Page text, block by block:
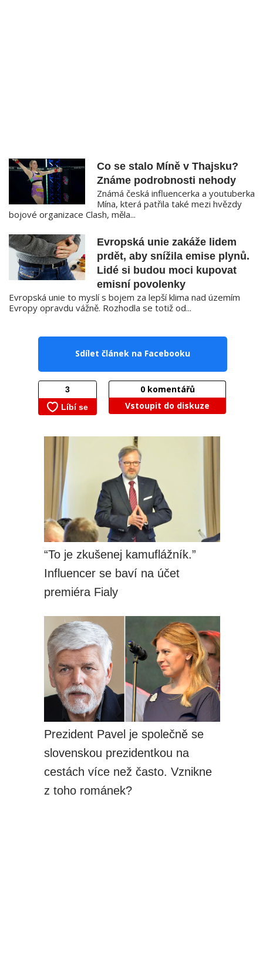
Co se stalo Míně v Thajsku?
Známe podrobnosti nehody
Známá česká influencerka a youtuberka
Mína, která patřila také mezi hvězdy
bojové organizace Clash, měla...
Evropská unie zakáže lidem
prdět, aby snížila emise plynů.
Lidé si budou moci kupovat
emisní povolenky
Evropská unie to myslí s bojem za lepší klima nad územím
Evropy opravdu vážně. Rozhodla se totiž od...
Sdílet článek na Facebooku
0komentářů
Vstoupit do diskuze
“To je zkušenej kamuflážník.”
Influencer se baví na účet
premiéra Fialy
Prezident Pavel je společně se
slovenskou prezidentkou na
cestách více než často. Vznikne
z toho románek?